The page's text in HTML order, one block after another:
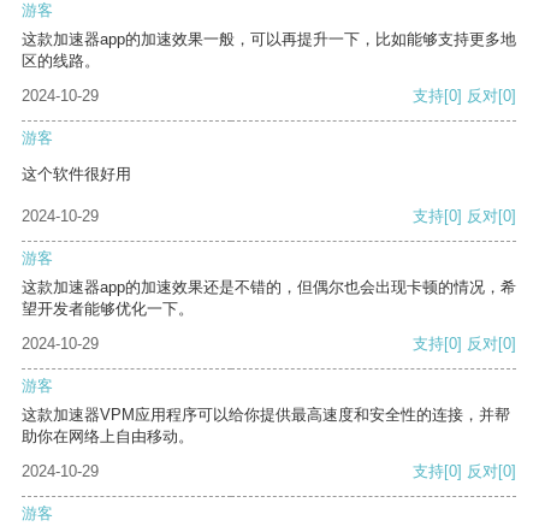
游客
这款加速器app的加速效果一般，可以再提升一下，比如能够支持更多地
区的线路。
2024-10-29
支持[0] 反对[0]
游客
这个软件很好用
2024-10-29 支持[0] 反对[0]
游客
这款加速器app的加速效果还是不错的，但偶尔也会出现卡顿的情况，希
望开发者能够优化一下。
2024-10-29
支持[0] 反对[0]
游客
这款加速器VPM应用程序可以给你提供最高速度和安全性的连接，并帮
助你在网络上自由移动。
2024-10-29
支持[0] 反对[0]
游客